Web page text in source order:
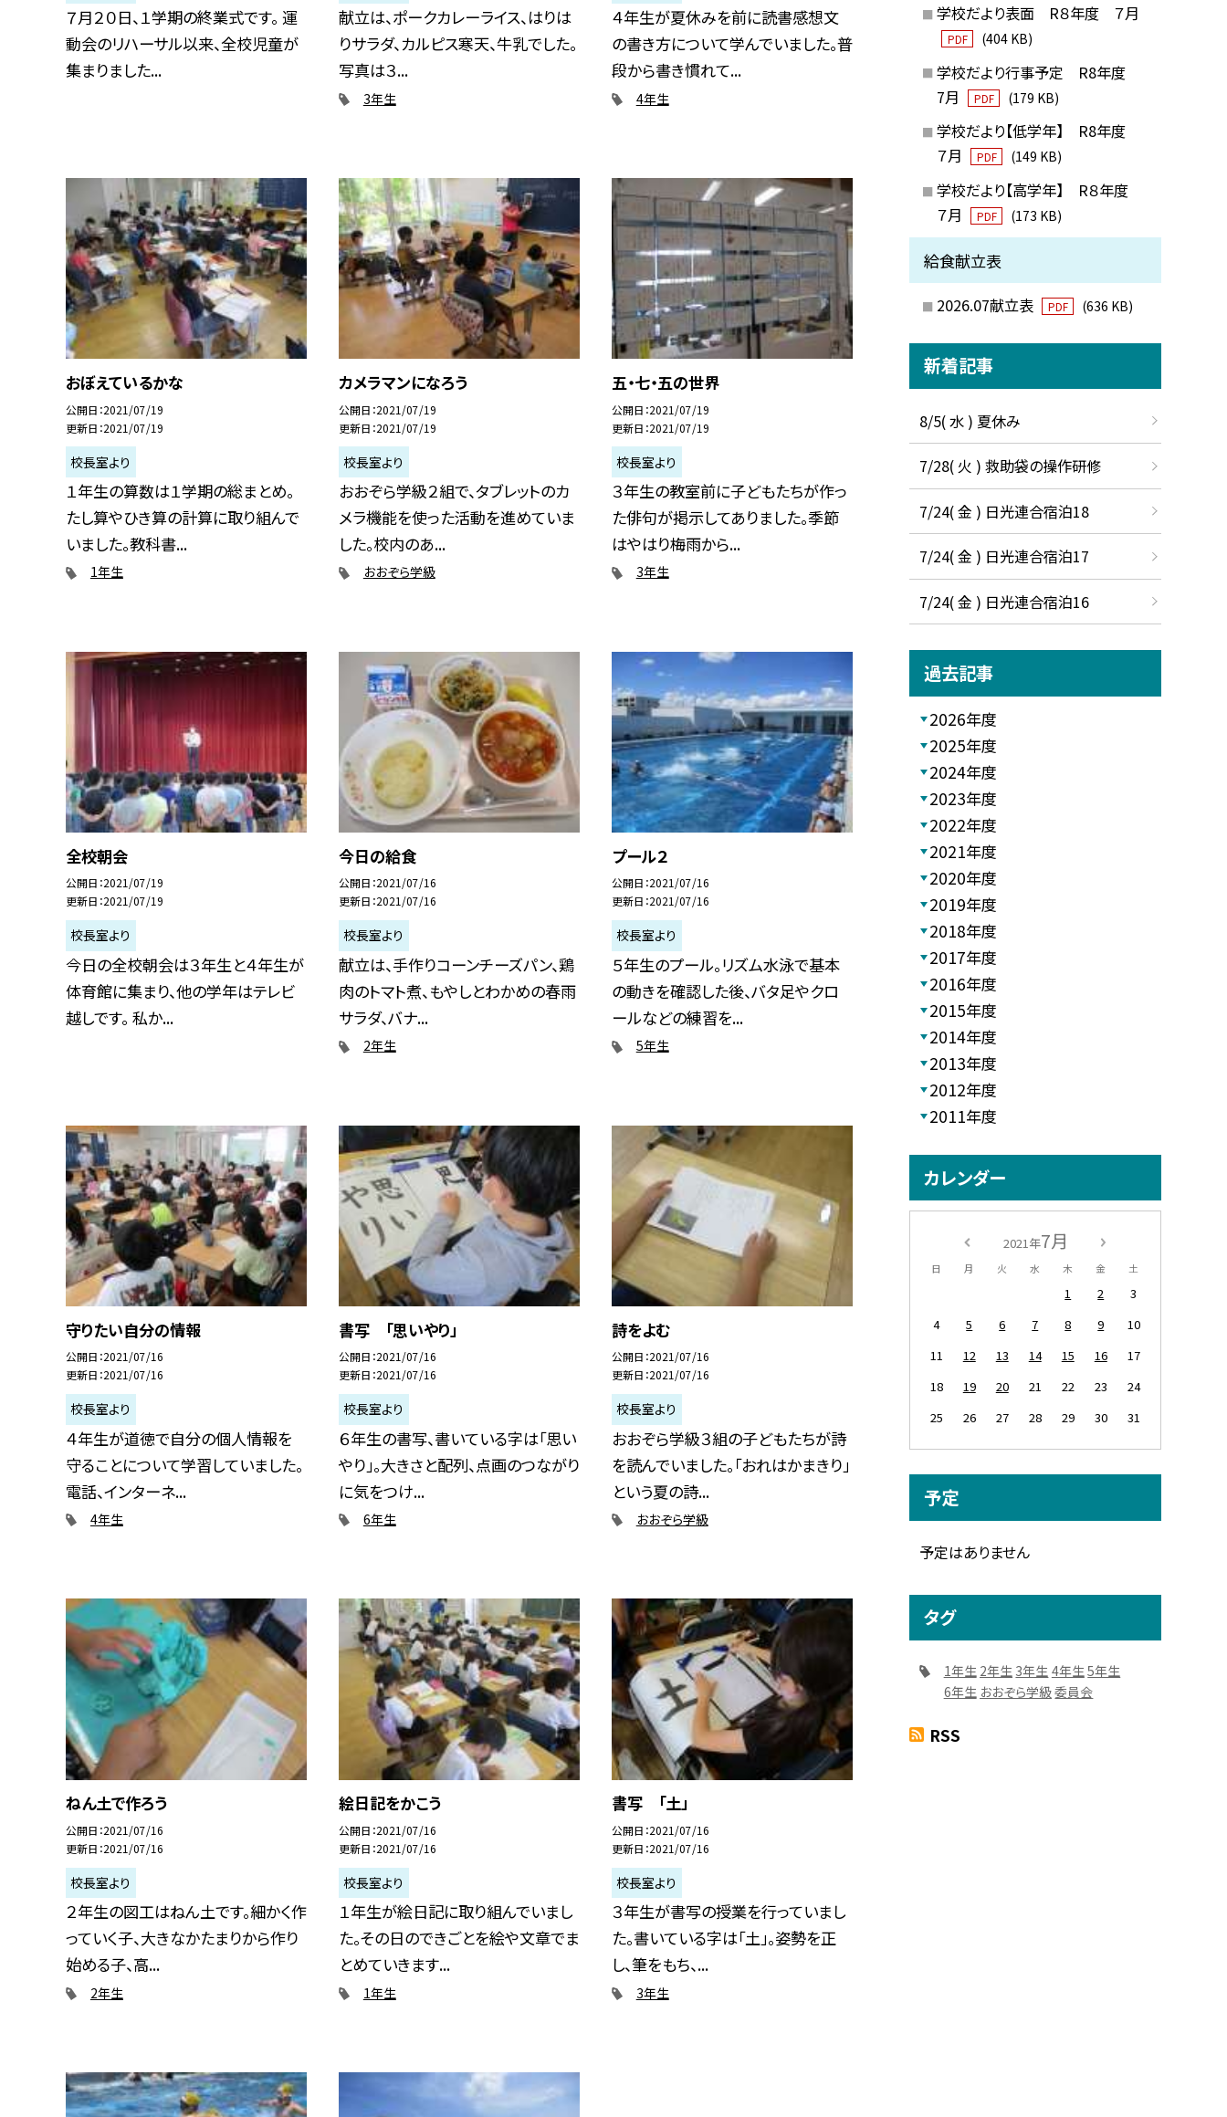
７月２０日、１学期の終業式です。 運
動会のリハーサル以来、全校児童が
集まりました...
献立は、ポークカレーライス、はりは
りサラダ、カルピス寒天、牛乳でした。
写真は３...
3年生
４年生が夏休みを前に読書感想文
の書き方について学んでいました。普
段から書き慣れて...
4年生
おぼえているかな
公開日 2021/07/19
更新日 2021/07/19
校長室より
１年生の算数は１学期の総まとめ。
たし算やひき算の計算に取り組んで
いました。教科書...
1年生
カメラマンになろう
公開日 2021/07/19
更新日 2021/07/19
校長室より
おおぞら学級２組で、タブレットのカ
メラ機能を使った活動を進めていま
した。校内のあ...
おおぞら学級
五・七・五の世界
公開日 2021/07/19
更新日 2021/07/19
校長室より
３年生の教室前に子どもたちが作っ
た俳句が掲示してありました。季節
はやはり梅雨から...
3年生
全校朝会
公開日 2021/07/19
更新日 2021/07/19
校長室より
今日の全校朝会は３年生と４年生が
体育館に集まり、他の学年はテレビ
越しです。 私か...
今日の給食
公開日 2021/07/16
更新日 2021/07/16
校長室より
献立は、手作りコーンチーズパン、鶏
肉のトマト煮、もやしとわかめの春雨
サラダ、バナ...
2年生
プール２
公開日 2021/07/16
更新日 2021/07/16
校長室より
５年生のプール。リズム水泳で基本
の動きを確認した後、バタ足やクロ
ールなどの練習を...
5年生
守りたい自分の情報
公開日 2021/07/16
更新日 2021/07/16
校長室より
４年生が道徳で自分の個人情報を
守ることについて学習していました。
電話、インターネ...
4年生
書写 「思いやり」
公開日 2021/07/16
更新日 2021/07/16
校長室より
６年生の書写、書いている字は「思い
やり」。大きさと配列、点画のつながり
に気をつけ...
6年生
詩をよむ
公開日 2021/07/16
更新日 2021/07/16
校長室より
おおぞら学級３組の子どもたちが詩
を読んでいました。「おれはかまきり」
という夏の詩...
おおぞら学級
ねん土で作ろう
公開日 2021/07/16
更新日 2021/07/16
校長室より
２年生の図工はねん土です。細かく作
っていく子、大きなかたまりから作り
始める子、高...
2年生
絵日記をかこう
公開日 2021/07/16
更新日 2021/07/16
校長室より
１年生が絵日記に取り組んでいまし
た。その日のできごとを絵や文章でま
とめていきます...
1年生
書写 「土」
公開日 2021/07/16
更新日 2021/07/16
校長室より
３年生が書写の授業を行っていまし
た。書いている字は「土」。姿勢を正
し、筆をもち、...
3年生
学校だより表面 R８年度 ７月
PDF (404 KB)
学校だより行事予定 R8年度
7月
PDF (179 KB)
学校だより【低学年】 R8年度
７月
PDF (149 KB)
学校だより【高学年】 R８年度
７月
PDF (173 KB)
給食献立表
2026.07献立表 PDF (636 KB)
新着記事
8/5( 水 ) 夏休み
7/28( 火 ) 救助袋の操作研修
7/24( 金 ) 日光連合宿泊18
7/24( 金 ) 日光連合宿泊17
7/24( 金 ) 日光連合宿泊16
過去記事
2026年度
2025年度
2024年度
2023年度
2022年度
2021年度
2020年度
2019年度
2018年度
2017年度
2016年度
2015年度
2014年度
2013年度
2012年度
2011年度
カレンダー
2021年7月
日 月 火 水 木 金 土
1 2
3
4
5 6 7 8 9
10
11
12 13 14 15 16
17
18
19 20 21 22 23
24
25
26 27 28 29 30 31
予定
予定はありません
タグ
1年生 2年生 3年生 4年生 5年生
6年生 おおぞら学級委員会
RSS